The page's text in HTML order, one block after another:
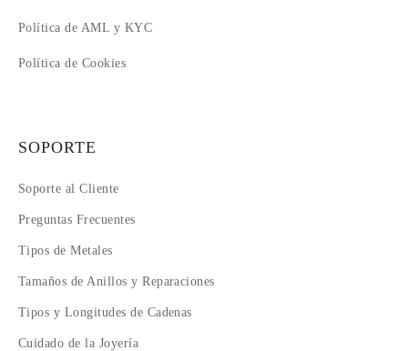
Política de AML y KYC
Política de Cookies
SOPORTE
Soporte al Cliente
Preguntas Frecuentes
Tipos de Metales
Tamaños de Anillos y Reparaciones
Tipos y Longitudes de Cadenas
Cuidado de la Joyería